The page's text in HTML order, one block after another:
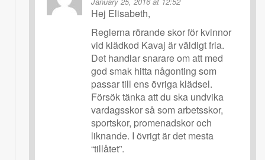
Hej Elisabeth,
Reglerna rörande skor för kvinnor
vid klädkod Kavaj är väldigt fria.
Det handlar snarare om att med
god smak hitta någonting som
passar till ens övriga klädsel.
Försök tänka att du ska undvika
vardagsskor så som arbetsskor,
sportskor, promenadskor och
liknande. I övrigt är det mesta
“tillåtet”.